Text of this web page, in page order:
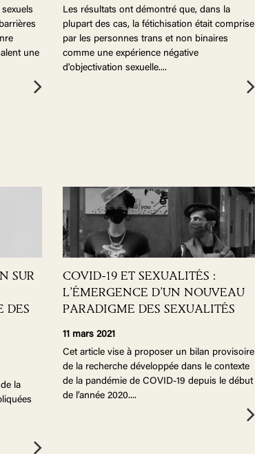
une
Les résultats ont démontré que, dans la
plupart des cas, la fétichisation était comprise
par les personnes trans et non binaires
comme une expérience négative
d'objectivation sexuelle....
SUR
DES
la
COVID-19 ET SEXUALITÉS :
L’ÉMERGENCE D’UN NOUVEAU
PARADIGME DES SEXUALITÉS
11 mars 2021
Cet article vise à proposer un bilan provisoire
de la recherche développée dans le contexte
de la pandémie de COVID-19 depuis le début
de l’année 2020....